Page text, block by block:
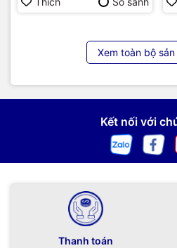
Xem toàn bộ
Kết nối với
Thanh toán